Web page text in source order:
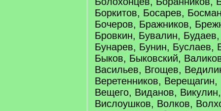
Боркитов, Босарев,
Бочеров, Бражников,
Бровкин, Бувалин,
Бунарев, Бунин, Буслаев,
Быков, Быковский,
Васильев, Вгощев,
Веретенников,
Вещего, Виданов,
Вислоушков, Волков,